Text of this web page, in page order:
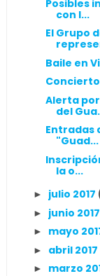
Posibles
con l...
El Grupo
Baile en
Concierto
Alerta
del
Entradas
"Guad...
la o...
► julio 2017
► junio 2017
► mayo
► abril 2017
► marzo